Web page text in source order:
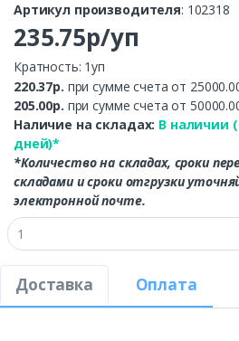
Артикул производителя: 102318
235.75р/уп
Кратность: 1уп
220.37р. при сумме счета от
205.00р. при сумме счета от
Наличие на складах: В наличии
дней)*
*Количество на складах, сроки
складами и сроки отгрузки
электронной почте.
Доставка Оплата